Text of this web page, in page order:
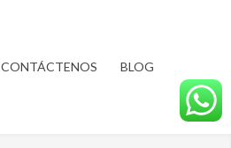
CONTÁCTENOS BLOG